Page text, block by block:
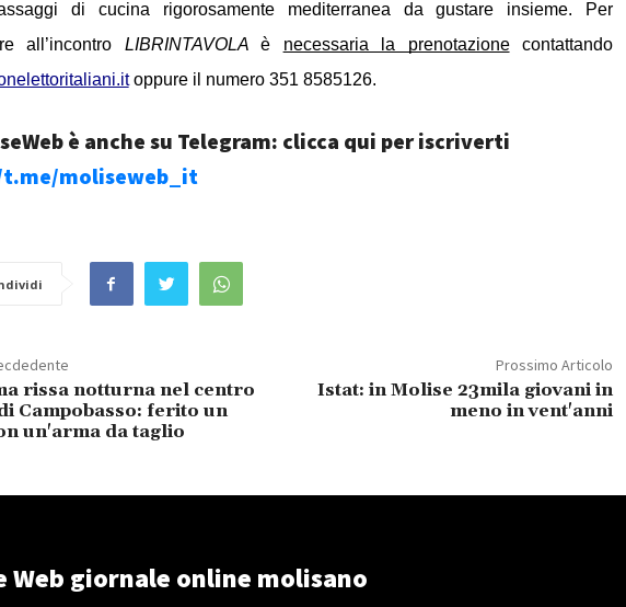
di cucina rigorosamente mediterranea da gustare insieme.
Per
all’incontro LIBRINTAVOLA è necessaria la prenotazione
oppure il numero 351 8585126.
è anche su Telegram: clicca qui per iscriverti
moliseweb_it
rissa notturna nel centro
Campobasso: ferito un
un'arma da taglio
Prossimo Articolo
Istat: in Molise 23mila giovani in
meno in vent'anni
Web giornale online molisano